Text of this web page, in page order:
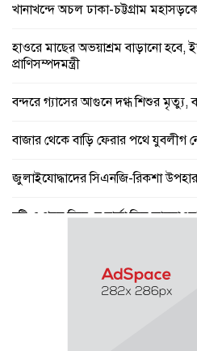
খানাখন্দে অচল ঢাকা-চট্টগ্রাম
হাওরে মাছের অভয়াশ্রম বাড়ানো হবে,
প্রাণিসম্পদমন্ত্রী
বন্দরে গ্যাসের আগুনে দগ্ধ শিশুর মৃত্যু,
বাজার থেকে বাড়ি ফেরার পথে যুবলীগ
জুলাইযোদ্ধাদের সিএনজি-রিকশা উপহার
বৃষ্টি ও গরম নিয়ে যে বার্তা দিল
গণঅভ্যুত্থান ছিল ১৭ বছরের ধারাবাহিক